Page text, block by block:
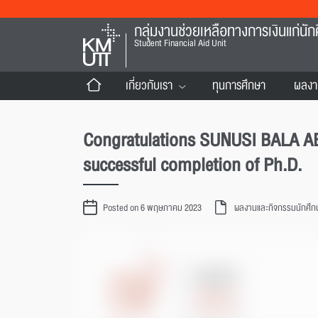
กลุ่มงานช่วยเหลือทางการเงินแก่นั
Student Financial Aid Unit
เกี่ยวกับเรา ทุนการศึกษา ผลง
Congratulations SUNUSI BALA
successful completion of Ph.D.
Posted on 6 พฤษภาคม 2023 ผลงานและกิจกรรมนักศึ